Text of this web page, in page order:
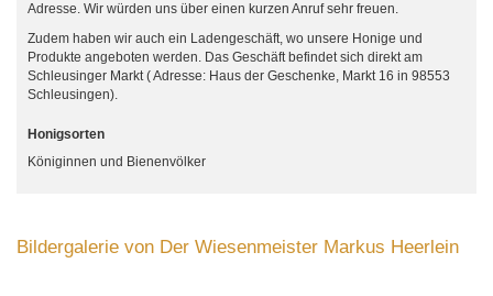
Adresse. Wir würden uns über einen kurzen Anruf sehr freuen.
Zudem haben wir auch ein Ladengeschäft, wo unsere Honige und
Produkte angeboten werden. Das Geschäft befindet sich direkt am
Schleusinger Markt ( Adresse: Haus der Geschenke, Markt 16 in 98553
Schleusingen).
Honigsorten
Königinnen und Bienenvölker
Bildergalerie von Der Wiesenmeister Markus Heerlein